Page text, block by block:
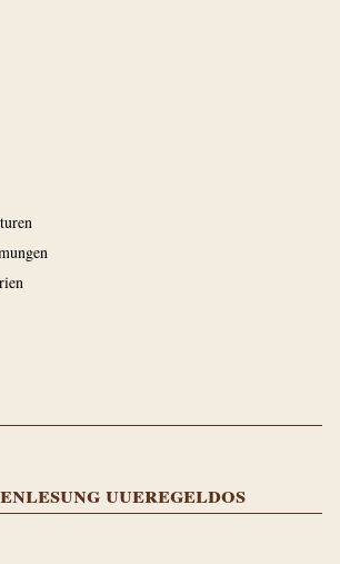
uueregeldos